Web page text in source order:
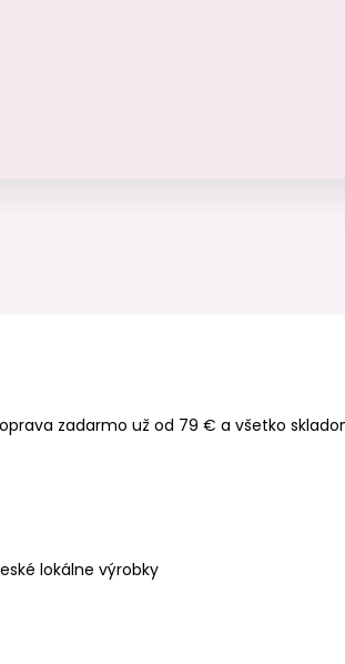
zadarmo už od 79 € a všetko
lokálne výrobky